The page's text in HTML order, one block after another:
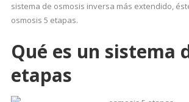
sistema de osmosis inversa más extendido,
osmosis 5 etapas.
Qué es un sistema
etapas